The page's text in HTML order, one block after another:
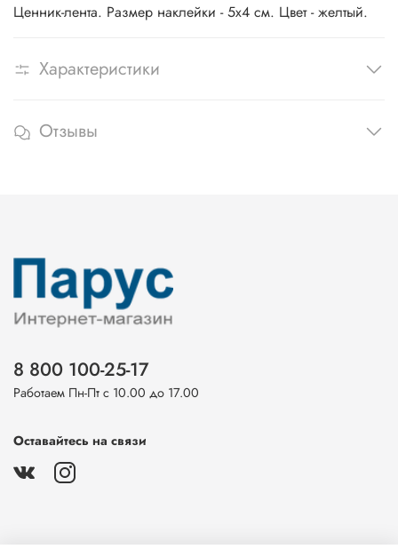
Ценник-лента. Размер наклейки - 5х4 см. Цвет - желтый.
Характеристики
Отзывы
8 800 100-25-17
Работаем Пн-Пт с 10.00 до 17.00
Оставайтесь на связи